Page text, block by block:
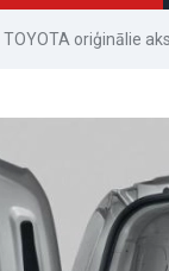
TOYOTA oriģinālie